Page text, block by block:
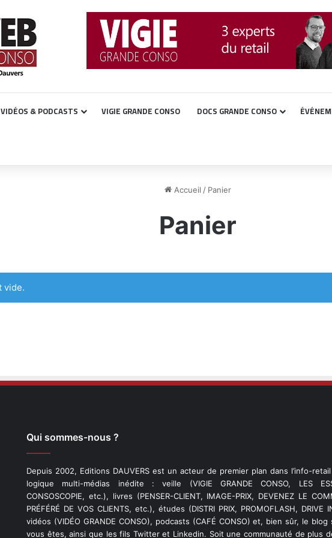
VIDÉOS & PODCASTS VIGIE GRANDE CONSO DOCS GRANDE CONSO
Accueil / Panier
Panier
vide.
Qui sommes-nous ?
Depuis 2002, Editions DAUVERS est un acteur de premier plan dans l’info-
logique multi-médias inédite : veille (VIGIE GRANDE CONSO, LES
CONSOSCOPIE, etc.), livres (PENSER-CLIENT, IMAGE-PRIX, DEVENEZ LE
PRÉFÉRÉ DE VOS CLIENTS, etc.), études (DISTRI PRIX, PROMOFLASH, DRIVE
vidéos (VIDÉO GRANDE CONSO), podcasts (CAFÉ CONSO) et, bien sûr, le blog
vous êtes, ainsi que les fils Twitter et Linkedin. Soit une communauté de plus